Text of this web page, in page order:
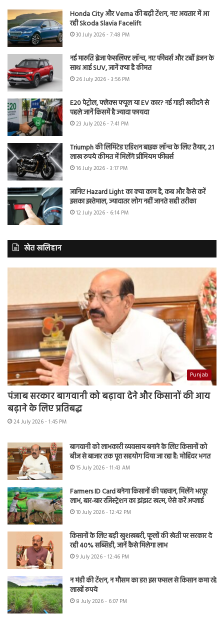
Honda City और Verna की बढ़ी टेंशन, नए अवतार में आ
रही Skoda Slavia Facelift
30 July 2026 - 7:48 PM
नई मारुति ब्रेजा फेसलिफ्ट लॉन्च, नए फीचर्स और टर्बो इंजन के
साथ आई SUV, जानें क्या है कीमत
26 July 2026 - 3:56 PM
E20 पेट्रोल, फ्लेक्स फ्यूल या EV कार? नई गाड़ी खरीदने से
पहले जानें किसमें है ज्यादा फायदा
23 July 2026 - 7:41 PM
Triumph की लिमिटेड एडिशन बाइक लॉन्च के लिए तैयार, 21
लाख रुपये कीमत में मिलेंगे प्रीमियम फीचर्स
16 July 2026 - 3:17 PM
जानिए Hazard Light का क्या काम है, कब और कैसे करें
इसका इस्तेमाल, ज्यादातर लोग नहीं जानते सही तरीका
12 July 2026 - 6:14 PM
खेत खलिहान
Punjab
पंजाब सरकार बागवानी को बढ़ावा देने और किसानों की आय
बढ़ाने के लिए प्रतिबद्ध
24 July 2026 - 1:45 PM
बागवानी को लाभकारी व्यवसाय बनाने के लिए किसानों को
बीज से बाजार तक पूरा सहयोग दिया जा रहा है: मोहिंदर भगत
15 July 2026 - 11:43 AM
Farmers ID Card बनेगा किसानों की पहचान, मिलेंगे भरपूर
लाभ, बार-बार रजिस्ट्रेशन का झंझट खत्म, ऐसे करें अप्लाई
10 July 2026 - 12:42 PM
किसानों के लिए बड़ी खुशखबरी, फूलों की खेती पर सरकार दे
रही 40% सब्सिडी, जानें कैसे मिलेगा लाभ
9 July 2026 - 12:46 PM
न मंडी की टेंशन, न मौसम का डर! इस फसल से किसान कमा रहे
लाखों रुपये
8 July 2026 - 6:07 PM